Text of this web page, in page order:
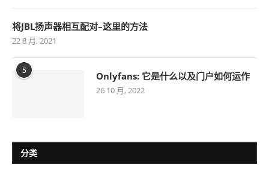
将JBL扬声器相互配对–这里的方法
22 8 月, 2021
5 Onlyfans: 它是什么以及门户如何运作
26 10 月, 2022
分类